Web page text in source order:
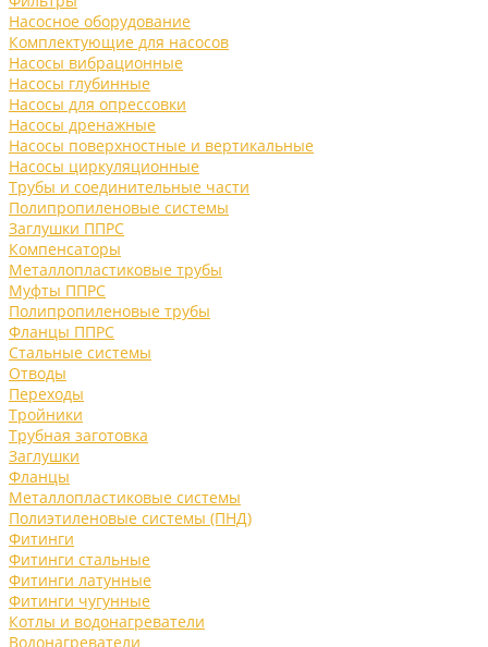
Насосное оборудование
Комплектующие для насосов
Насосы вибрационные
Насосы глубинные
Насосы для опрессовки
Насосы дренажные
Насосы поверхностные и вертикальные
Насосы циркуляционные
Трубы и соединительные части
Полипропиленовые системы
Заглушки ППРС
Компенсаторы
Металлопластиковые трубы
Муфты ППРС
Полипропиленовые трубы
Фланцы ППРС
Стальные системы
Отводы
Переходы
Тройники
Трубная заготовка
Заглушки
Фланцы
Металлопластиковые системы
Полиэтиленовые системы (ПНД)
Фитинги
Фитинги стальные
Фитинги латунные
Фитинги чугунные
Котлы и водонагреватели
Водонагреватели